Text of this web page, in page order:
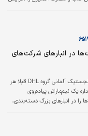
در انبارهای شرکت‌های
کارگران شرکت لجستیک آلمانی گروه DHL قبلا هر
یک نیم‌ماراتن پیاده‌روی
را در انبارهای بزرگ دسته‌بندی،